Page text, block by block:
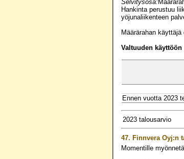
Selvitysosa:
Hankinta perustuu
yöjunaliikenteen
Määrärahan
Valtuuden
Ennen vuotta 2023
2023 talousarvio
47. Finnvera Oyj:n
Momentille